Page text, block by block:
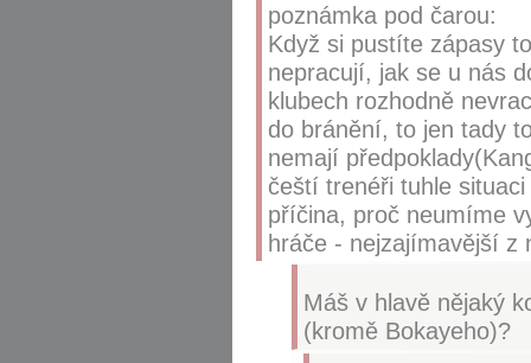
poznámka pod čarou:
Když si pustíte zápasy
nepracují, jak se u nás
klubech rozhodně
do bránění, to jen tady
nemají
čeští trenéři tuhle
příčina, proč neumíme
hráče - nejzajímavější z
Máš v hlavě nějaký
(kromě Bokayeho)?